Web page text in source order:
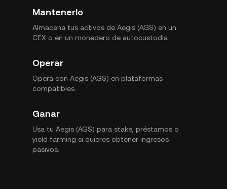
Mantenerlo
Almacena tus activos de Aegis (AGS) en un
CEX o en un monedero de autocustodia.
Operar
Opera con Aegis (AGS) en plataformas
compatibles.
Ganar
Usa tu Aegis (AGS) para stake, préstamos o
yield farming si quieres obtener ingresos
pasivos.